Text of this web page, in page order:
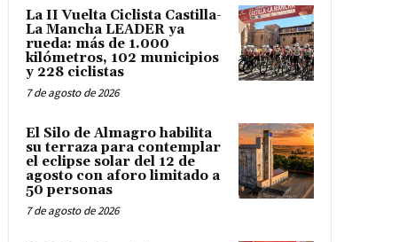
La II Vuelta Ciclista Castilla-
La Mancha LEADER ya
rueda: más de 1.000
kilómetros, 102 municipios
y 228 ciclistas
7 de agosto de 2026
El Silo de Almagro habilita
su terraza para contemplar
el eclipse solar del 12 de
agosto con aforo limitado a
50 personas
7 de agosto de 2026